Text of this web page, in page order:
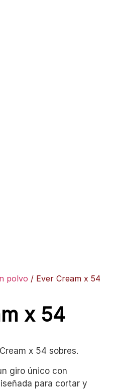
polvo / Ever Cream x 54
x 54
x 54 sobres.
giro único con
para cortar y